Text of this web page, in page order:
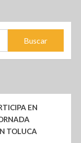
EN
TOLUCA